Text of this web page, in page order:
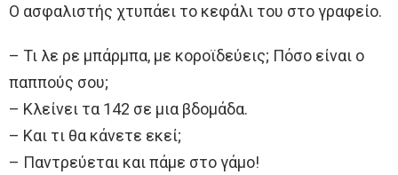
Ο ασφαλιστής χτυπάει το κεφάλι του στο γραφείο.
– Τι λε ρε μπάρμπα, με κοροϊδεύεις; Πόσο είναι ο
παππούς σου;
– Κλείνει τα 142 σε μια βδομάδα.
– Και τι θα κάνετε εκεί;
– Παντρεύεται και πάμε στο γάμο!